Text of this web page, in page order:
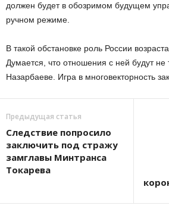
должен будет в обозримом будущем
ручном режиме.
В такой обстановке роль России
Думается, что отношения с ней будут не
Назарбаеве. Игра в многовекторность
Предыдущая статья
Следствие попросило
заключить под стражу
замглавы Минтранса
Токарева